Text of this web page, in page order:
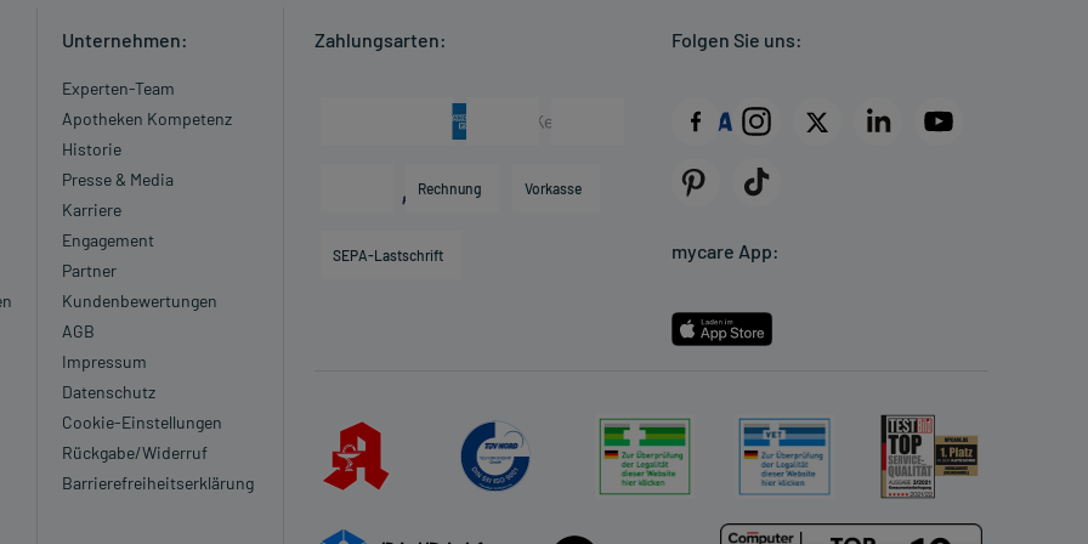
oder Apotheker:
machen
Blutdruckkontrolle)
mit starker Verdickung und Einengung der
Herzhälfte)
der Augen)
Unternehmen:
Experten-Team
Apotheken Kompetenz
Historie
Presse & Media
Karriere
Engagement
Partner
Kundenbewertungen
AGB
Impressum
Datenschutz
Cookie-Einstellungen
Rückgabe/Widerruf
Barrierefreiheitserklärung
Zahlungsarten:
Rechnung Vorkasse
SEPA-Lastschrift
Folgen Sie uns:
mycare App: